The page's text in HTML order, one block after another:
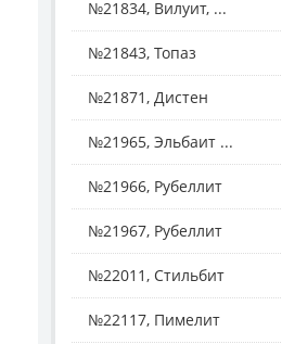
№21834, Вилуит, ...
№21843, Топаз
№21871, Дистен
№21965, Эльбаит ...
№21966, Рубеллит
№21967, Рубеллит
№22011, Стильбит
№22117, Пимелит